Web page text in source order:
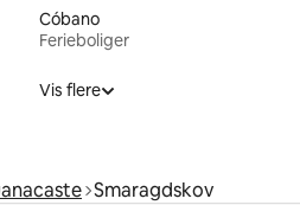
Cóbano
Ferieboliger
Vis flere
Smaragdskov